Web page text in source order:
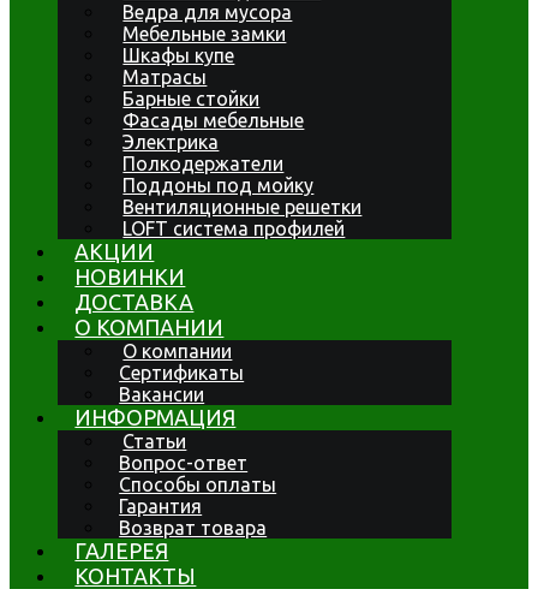
Ведра для мусора
Мебельные замки
Шкафы купе
Матрасы
Барные стойки
Фасады мебельные
Электрика
Полкодержатели
Поддоны под мойку
Вентиляционные решетки
LOFT система профилей
АКЦИИ
НОВИНКИ
ДОСТАВКА
О КОМПАНИИ
О компании
Сертификаты
Вакансии
ИНФОРМАЦИЯ
Статьи
Вопрос-ответ
Способы оплаты
Гарантия
Возврат товара
ГАЛЕРЕЯ
КОНТАКТЫ